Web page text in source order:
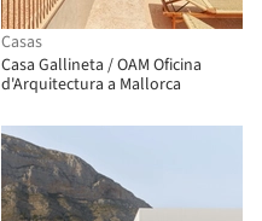
Casas
Casa Gallineta / OAM Oficina
d'Arquitectura a Mallorca